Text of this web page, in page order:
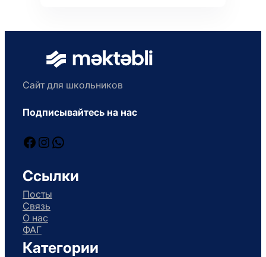
Сайт для школьников
Подписывайтесь на нас
Facebook
Instagram
WhatsApp
Ссылки
Посты
Связь
О нас
ФАГ
Категории